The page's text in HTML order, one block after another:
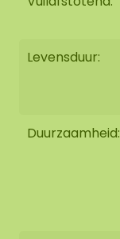
Levensduur:
Duurzaamheid: